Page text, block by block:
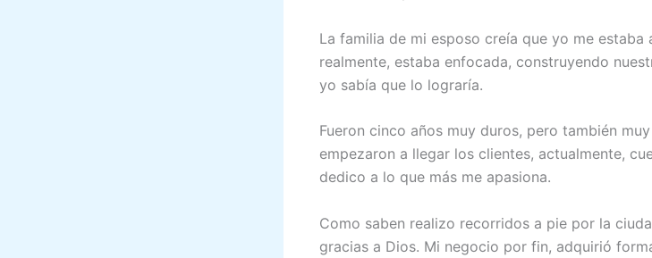
La familia de mi esposo creía que yo me
realmente, estaba enfocada, construyendo
yo sabía que lo lograría.
Fueron cinco años muy duros, pero también
empezaron a llegar los clientes, actualmente,
dedico a lo que más me apasiona.
Como saben realizo recorridos a pie por la
gracias a Dios. Mi negocio por fin, adquirió